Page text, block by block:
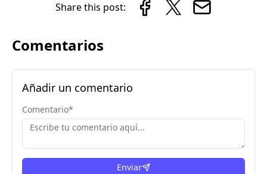
Share this post:
Comentarios
Añadir un comentario
Comentario*
Enviar